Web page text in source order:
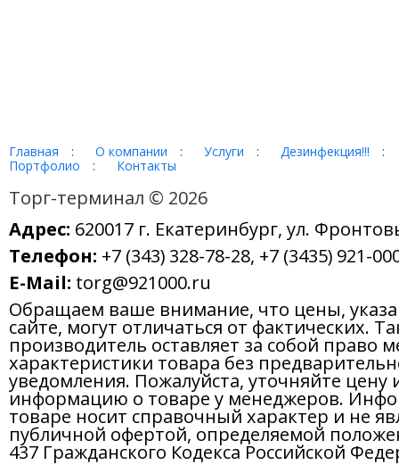
Главная : О компании : Услуги : Дезинфекция!!!
:
Портфолио
: Контакты
Торг-терминал © 2026
Адрес: 620017 г. Екатеринбург, ул.
Телефон: +7 (343) 328-78-28, +7 (3435) 921-
E-Mail: torg@921000.ru
Обращаем ваше внимание, что цены,
сайте, могут отличаться от фактических.
производитель оставляет за собой право
характеристики товара без
уведомления. Пожалуйста, уточняйте цену
информацию о товаре у менеджеров.
товаре носит справочный характер и не
публичной офертой, определяемой
437 Гражданского Кодекса Российской